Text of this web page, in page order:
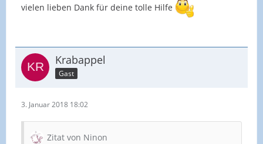
vielen lieben Dank für deine tolle Hilfe
Krabappel
Gast
3. Januar 2018 18:02
Zitat von Ninon